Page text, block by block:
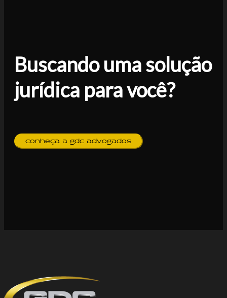
Buscando uma solução
jurídica para você?
conheça a gdc advogados